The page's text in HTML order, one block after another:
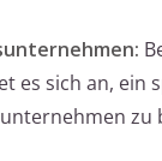
es sich an, ein
zu